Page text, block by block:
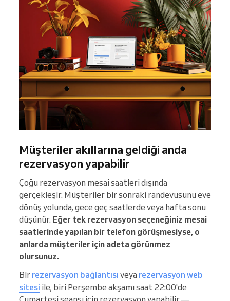
Müşteriler akıllarına geldiği anda
rezervasyon yapabilir
Çoğu rezervasyon mesai saatleri dışında
gerçekleşir. Müşteriler bir sonraki randevusunu eve
dönüş yolunda, gece geç saatlerde veya hafta sonu
düşünür. Eğer tek rezervasyon seçeneğiniz mesai
saatlerinde yapılan bir telefon görüşmesiyse, o
anlarda müşteriler için adeta görünmez
olursunuz.
Bir rezervasyon bağlantısı veya rezervasyon web
sitesi ile, biri Perşembe akşamı saat 22:00'de